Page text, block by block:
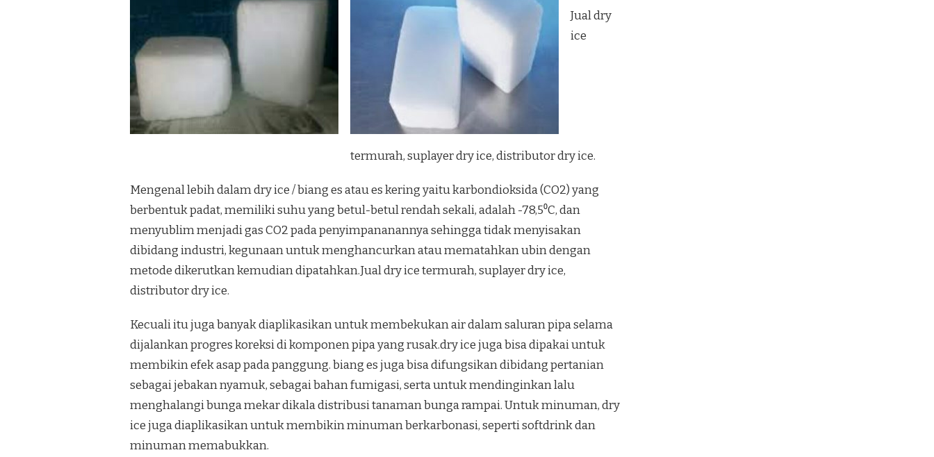
TERMURAH
Jual dry
ice
termurah, suplayer dry ice, distributor dry ice.
Mengenal lebih dalam dry ice / biang es atau es kering yaitu karbondioksida (CO2) yang
berbentuk padat, memiliki suhu yang betul-betul rendah sekali, adalah -78,5⁰C, dan
menyublim menjadi gas CO2 pada penyimpananannya sehingga tidak menyisakan
dibidang industri, kegunaan untuk menghancurkan atau mematahkan ubin dengan
metode dikerutkan kemudian dipatahkan.Jual dry ice termurah, suplayer dry ice,
distributor dry ice.
Kecuali itu juga banyak diaplikasikan untuk membekukan air dalam saluran pipa selama
dijalankan progres koreksi di komponen pipa yang rusak.dry ice juga bisa dipakai untuk
membikin efek asap pada panggung. biang es juga bisa difungsikan dibidang pertanian
sebagai jebakan nyamuk, sebagai bahan fumigasi, serta untuk mendinginkan lalu
menghalangi bunga mekar dikala distribusi tanaman bunga rampai. Untuk minuman, dry
ice juga diaplikasikan untuk membikin minuman berkarbonasi, seperti softdrink dan
minuman memabukkan.